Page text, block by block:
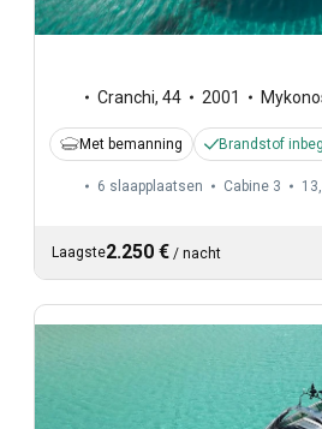
Cranchi, 44 2001
Met bemanning Brandstof
6 slaapplaatsen Cabine 3
Laagste2.250 € / nacht